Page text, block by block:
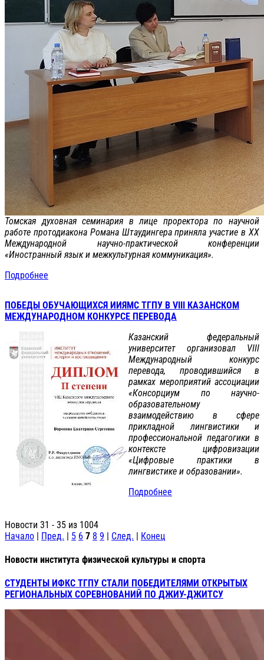
Томская духовная семинария в лице проректора по научной
работе протодиакона Романа Штаудингера приняла участие в XX
Международной научно-практической конференции
«Иностранный язык и межкультурная коммуникация».
Подробнее
ПОБЕДЫ ОБУЧАЮЩИХСЯ ИИЯМС ТГПУ В VIII КАЗАНСКОМ
МЕЖДУНАРОДНОМ КОНКУРСЕ ПЕРЕВОДА
Казанский федеральный
университет организовал VIII
Международный конкурс
перевода, проводившийся в
рамках мероприятий ассоциации
«Консорциум по научно-
образовательному
взаимодействию в сфере
прикладной лингвистики и
профессиональной педагогики в
контексте цифровизации
«Цифровые практики в
лингвистике и образовании».
Подробнее
Новости 31 - 35 из 1004
Начало | Пред. | 5 6 7 8 9 | След. | Конец
Новости института физической культуры и спорта
СТУДЕНТЫ ИФКС ТГПУ СТАЛИ ПОБЕДИТЕЛЯМИ ОТКРЫТЫХ
РЕГИОНАЛЬНЫХ СОРЕВНОВАНИЙ ПО ДЖИУ-ДЖИТСУ